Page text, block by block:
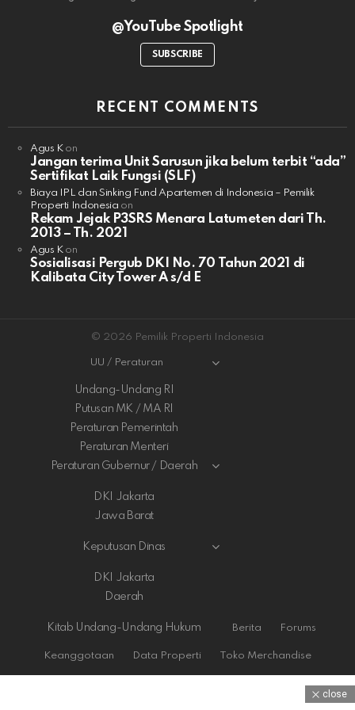
@YouTube Spotlight
SUBSCRIBE
RECENT COMMENTS
Agus Kon
Jangan terima Unit Sarusun jika belum terbit “ada”
Sertifikat Laik Fungsi (SLF)
Biaya IPL dan Sinking Fund Apartemen di Indonesia – Pemilik
Properti Indonesia on
Rekam Jejak P3SRS Menara Latumeten dari Th.
2013 – Th. 2021
Agus Kon
Sosialisasi Pergub DKI No. 70 Tahun 2021 di
Kalibata City Tower A s/d E
© 2026 Pemilik Properti Indonesia
UU / Peraturan
Undang-Undang RI
Putusan MK / MA RI
Peraturan Pemerintah
Peraturan Menteri
Peraturan Gubernur / Daerah
DKI Jakarta
Jawa Barat
Keputusan Dinas
DKI Jakarta
Daerah
Kitab Undang-Undang Hukum Berita Forums
Keanggotaan Data Properti Toko Merchandise
close